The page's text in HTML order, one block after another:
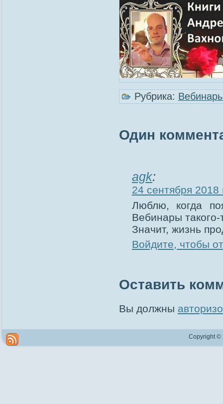
Рубрика:
Один
agk:
24 сентября 2018
Люблю, когда
Вебинары
Значит, жизнь
Войдите, чтобы
Оставить
Вы должны
Copyright